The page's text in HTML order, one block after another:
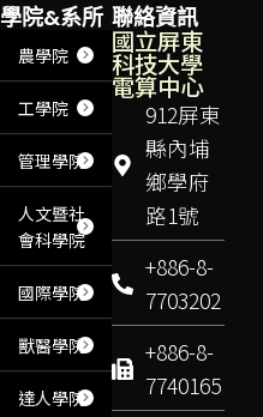
聯絡資訊
國立屏東
科技大學
電算中心
912屏東
縣內埔
鄉學府
路1號
+886-8-
7703202
+886-8-
7740165
學院&系所
農學院
工學院
管理學院
人文暨社
會科學院
國際學院
獸醫學院
達人學院